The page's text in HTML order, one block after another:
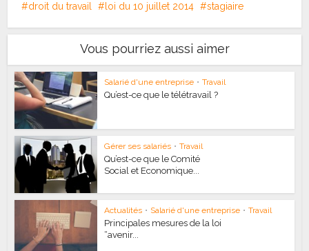
droit du travail loi du 10 juillet 2014 stagiaire
Vous pourriez aussi aimer
Salarié d'une entreprise • Travail
Qu’est-ce que le télétravail ?
Gérer ses salariés • Travail
Qu’est-ce que le Comité
Social et Economique...
Actualités • Salarié d'une entreprise • Travail
Principales mesures de la loi
“avenir...